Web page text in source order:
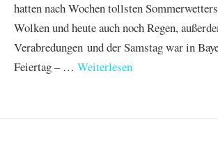
hatten nach Wochen tollsten
Wolken und heute auch noch Regen,
Verabredungen und der Samstag war in
Feiertag – … Weiterlesen